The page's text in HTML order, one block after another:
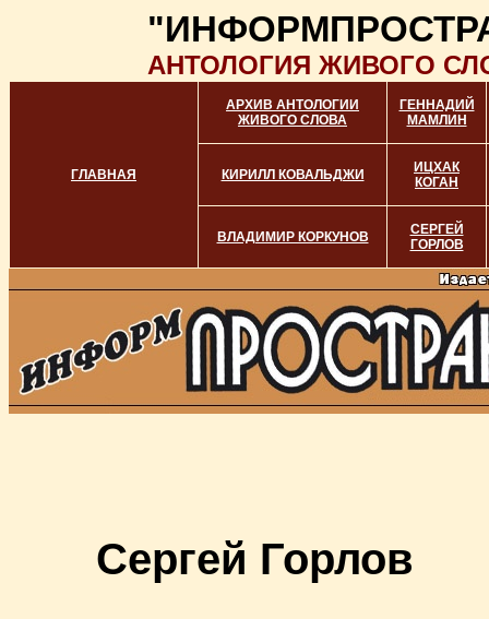
АНТОЛОГИЯ ЖИВОГО
ГЛАВНАЯ
АРХИВ АНТОЛОГИИ
ЖИВОГО СЛОВА
ГЕННАДИЙ
МАМЛИН
КИРИЛЛ КОВАЛЬДЖИ
ИЦХАК
КОГАН
ВЛАДИМИР КОРКУНОВ
СЕРГЕЙ
ГОРЛОВ
Сергей Горлов